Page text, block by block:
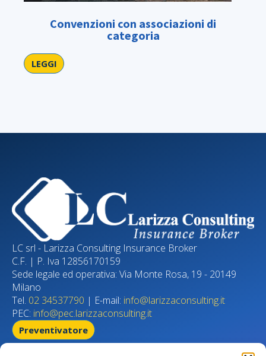
Convenzioni con associazioni di
categoria
LEGGI
LC srl - Larizza Consulting Insurance Broker
C.F. | P. Iva 12856170159
Sede legale ed operativa: Via Monte Rosa, 19 - 20149
Milano
Tel. 02 34537790 | E-mail: info@larizzaconsulting.it
PEC: info@pec.larizzaconsulting.it
Preventivatore
Home page